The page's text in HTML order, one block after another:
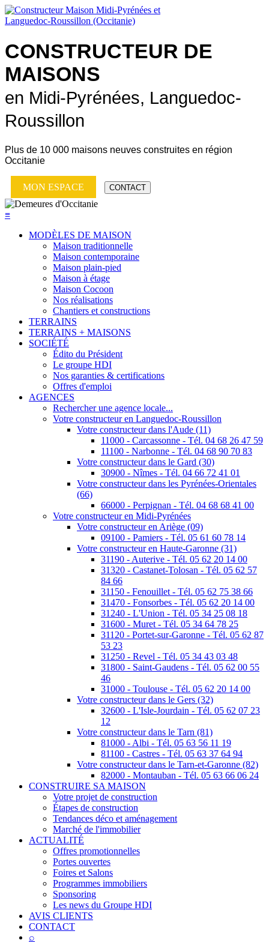
CONSTRUCTEUR DE
MAISONS
en Midi-Pyrénées, Languedoc-
Roussillon
Plus de 10 000 maisons neuves construites en région
Occitanie
MON ESPACE CONTACT
≡
MODÈLES DE MAISON
Maison traditionnelle
Maison contemporaine
Maison plain-pied
Maison à étage
Maison Cocoon
Nos réalisations
Chantiers et constructions
TERRAINS
TERRAINS + MAISONS
SOCIÉTÉ
Édito du Président
Le groupe HDI
Nos garanties & certifications
Offres d'emploi
AGENCES
Rechercher une agence locale...
Votre constructeur en Languedoc-Roussillon
Votre constructeur dans l'Aude (11)
11000 - Carcassonne - Tél. 04 68 26 47 59
11100 - Narbonne - Tél. 04 68 90 70 83
Votre constructeur dans le Gard (30)
30900 - Nîmes - Tél. 04 66 72 41 01
Votre constructeur dans les Pyrénées-Orientales
(66)
66000 - Perpignan - Tél. 04 68 68 41 00
Votre constructeur en Midi-Pyrénées
Votre constructeur en Ariège (09)
09100 - Pamiers - Tél. 05 61 60 78 14
Votre constructeur en Haute-Garonne (31)
31190 - Auterive - Tél. 05 62 20 14 00
31320 - Castanet-Tolosan - Tél. 05 62 57
84 66
31150 - Fenouillet - Tél. 05 62 75 38 66
31470 - Fonsorbes - Tél. 05 62 20 14 00
31240 - L'Union - Tél. 05 34 25 08 18
31600 - Muret - Tél. 05 34 64 78 25
31120 - Portet-sur-Garonne - Tél. 05 62 87
53 23
31250 - Revel - Tél. 05 34 43 03 48
31800 - Saint-Gaudens - Tél. 05 62 00 55
46
31000 - Toulouse - Tél. 05 62 20 14 00
Votre constructeur dans le Gers (32)
32600 - L'Isle-Jourdain - Tél. 05 62 07 23
12
Votre constructeur dans le Tarn (81)
81000 - Albi - Tél. 05 63 56 11 19
81100 - Castres - Tél. 05 63 37 64 94
Votre constructeur dans le Tarn-et-Garonne (82)
82000 - Montauban - Tél. 05 63 66 06 24
CONSTRUIRE SA MAISON
Votre projet de construction
Étapes de construction
Tendances déco et aménagement
Marché de l'immobilier
ACTUALITÉ
Offres promotionnelles
Portes ouvertes
Foires et Salons
Programmes immobiliers
Sponsoring
Les news du Groupe HDI
AVIS CLIENTS
CONTACT
⌕